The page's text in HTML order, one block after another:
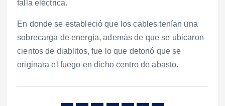
falla eléctrica.
En donde se estableció que los cables tenían una
sobrecarga de energía, además de que se ubicaron
cientos de diablitos, fue lo que detonó que se
originara el fuego en dicho centro de abasto.